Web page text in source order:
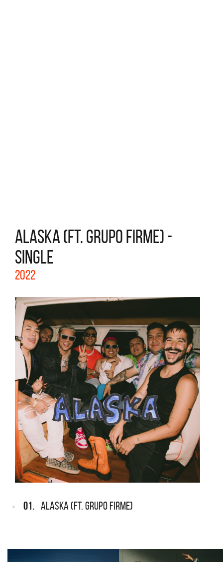
ALASKA (FT. GRUPO FIRME) -
SINGLE
2022
01. ALASKA (FT. GRUPO FIRME)